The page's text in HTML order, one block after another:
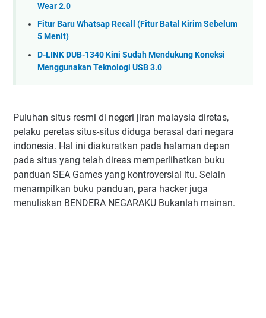
Wear 2.0
Fitur Baru Whatsap Recall (Fitur Batal Kirim Sebelum
5 Menit)
D-LINK DUB-1340 Kini Sudah Mendukung Koneksi
Menggunakan Teknologi USB 3.0
Puluhan situs resmi di negeri jiran malaysia diretas,
pelaku peretas situs-situs diduga berasal dari negara
indonesia. Hal ini diakuratkan pada halaman depan
pada situs yang telah direas memperlihatkan buku
panduan SEA Games yang kontroversial itu. Selain
menampilkan buku panduan, para hacker juga
menuliskan BENDERA NEGARAKU Bukanlah mainan.